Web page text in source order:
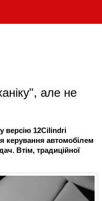
але не
версію 12Cilindri
керування автомобілем
Втім, традиційної